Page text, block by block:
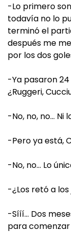
-Lo primero
todavía no lo
terminó el
después me
por los dos
-Ya pasaron
¿Ruggeri,
-No, no, no… Ni
-Pero ya está,
-No, no… Lo
-¿Los retó a
-Sííí… Dos
para comenzar